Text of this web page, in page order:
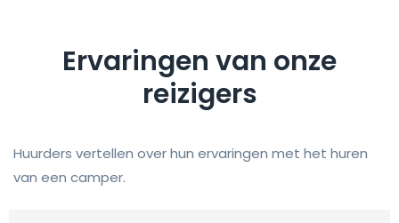
Ervaringen van onze
reizigers
Huurders vertellen over hun ervaringen met het huren
van een camper.